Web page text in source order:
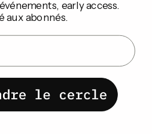
early access.
aux abonnés.